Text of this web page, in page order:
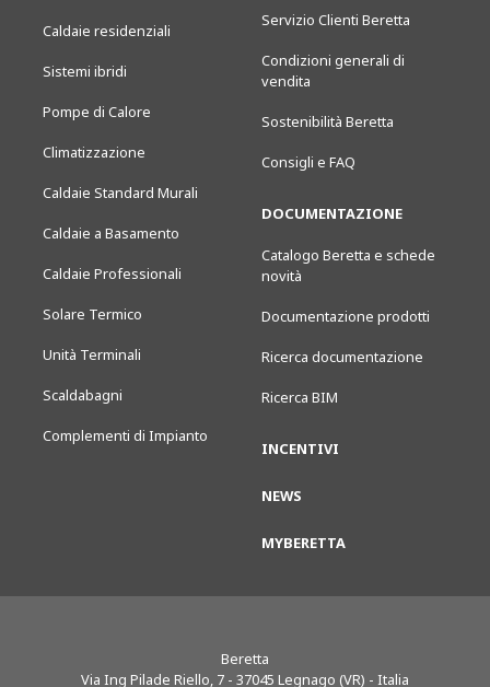
Caldaie residenziali
Sistemi ibridi
Pompe di Calore
Climatizzazione
Caldaie Standard Murali
Caldaie a Basamento
Caldaie Professionali
Solare Termico
Unità Terminali
Scaldabagni
Complementi di Impianto
Servizio Clienti Beretta
Condizioni generali di
vendita
Sostenibilità Beretta
Consigli e FAQ
DOCUMENTAZIONE
Catalogo Beretta e schede
novità
Documentazione prodotti
Ricerca documentazione
Ricerca BIM
INCENTIVI
NEWS
MYBERETTA
Beretta
Via Ing Pilade Riello, 7 - 37045 Legnago (VR) - Italia